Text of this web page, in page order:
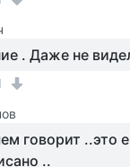
. Даже не
говорит ..это
..